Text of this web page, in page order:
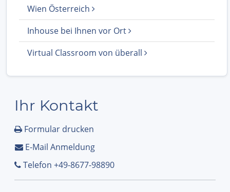
Wien Österreich
Inhouse bei Ihnen vor Ort
Virtual Classroom von überall
Ihr Kontakt
Formular drucken
E-Mail Anmeldung
Telefon +49-8677-98890